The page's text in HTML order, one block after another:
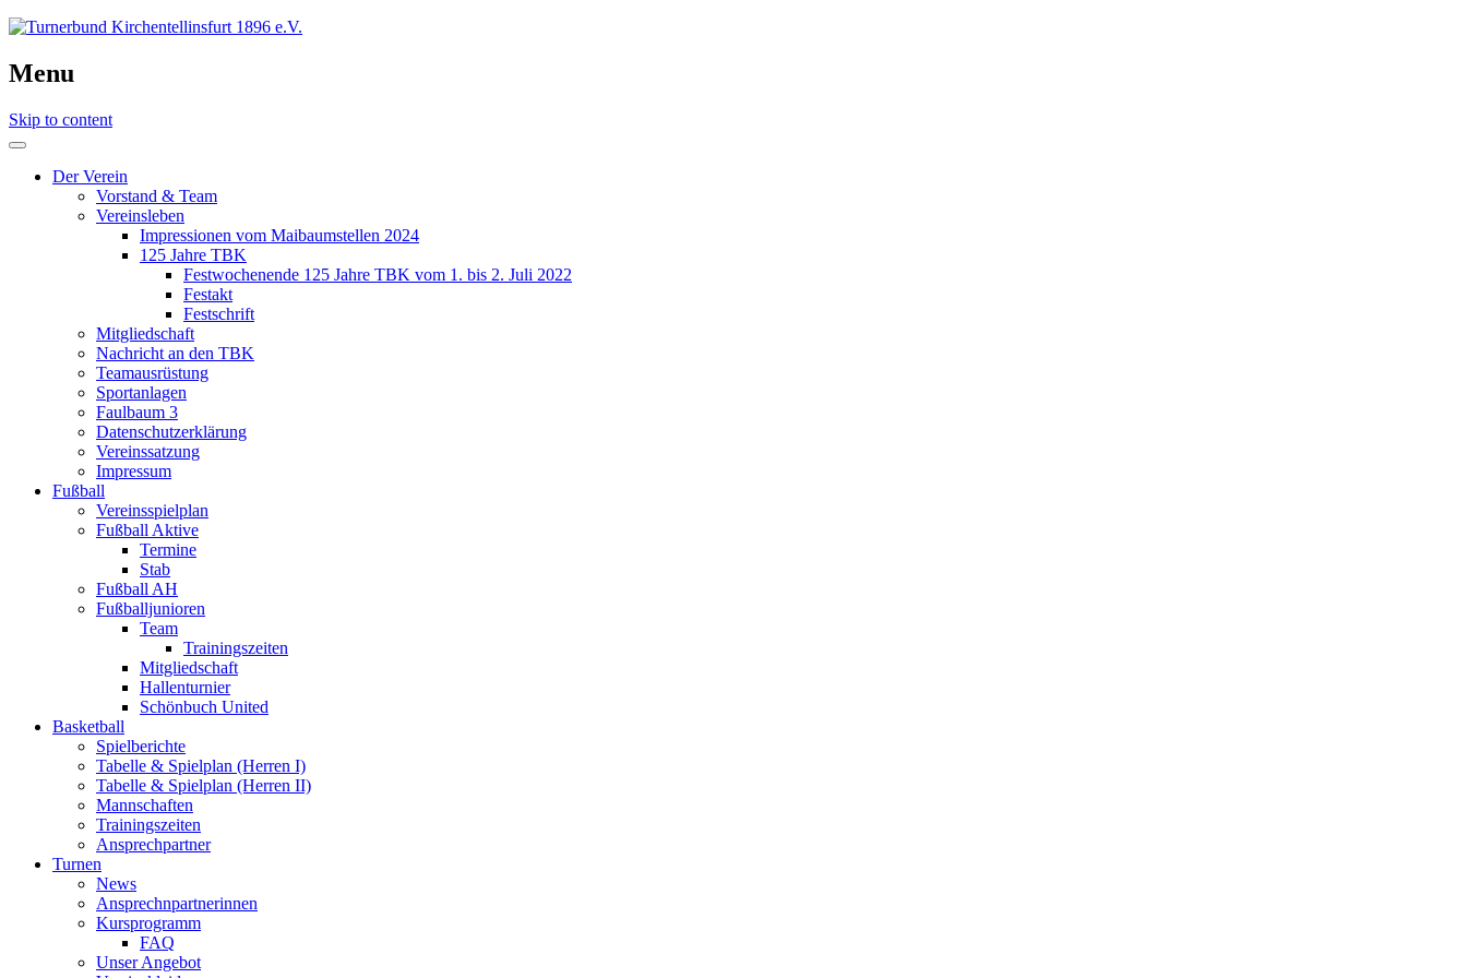
Menu
Skip to content
Der Verein
Vorstand & Team
Vereinsleben
Impressionen vom Maibaumstellen 2024
125 Jahre TBK
Festwochenende 125 Jahre TBK vom 1. bis 2. Juli 2022
Festakt
Festschrift
Mitgliedschaft
Nachricht an den TBK
Teamausrüstung
Sportanlagen
Faulbaum 3
Datenschutzerklärung
Vereinssatzung
Impressum
Fußball
Vereinsspielplan
Fußball Aktive
Termine
Stab
Fußball AH
Fußballjunioren
Team
Trainingszeiten
Mitgliedschaft
Hallenturnier
Schönbuch United
Basketball
Spielberichte
Tabelle & Spielplan (Herren I)
Tabelle & Spielplan (Herren II)
Mannschaften
Trainingszeiten
Ansprechpartner
Turnen
News
Ansprechnpartnerinnen
Kursprogramm
FAQ
Unser Angebot